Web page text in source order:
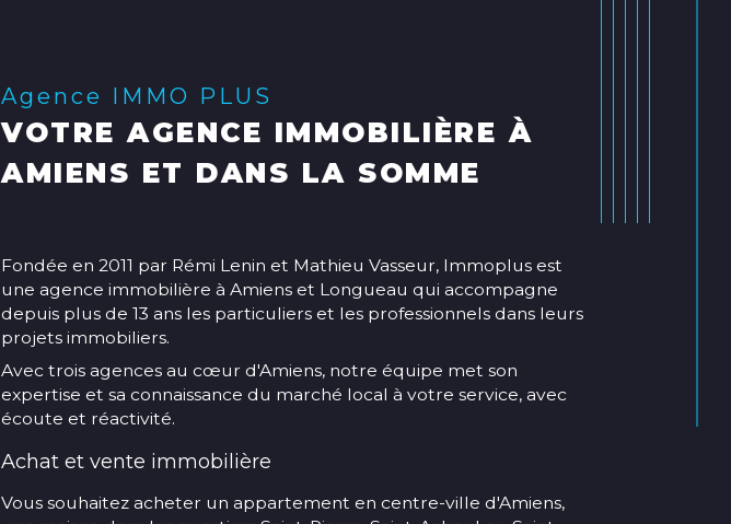
Agence IMMO PLUS
VOTRE AGENCE IMMOBILIÈRE À
AMIENS ET DANS LA SOMME
Fondée en 2011 par Rémi Lenin et Mathieu Vasseur, Immoplus est
une agence immobilière à Amiens et Longueau qui accompagne
depuis plus de 13 ans les particuliers et les professionnels dans leurs
projets immobiliers.
Avec trois agences au cœur d'Amiens, notre équipe met son
expertise et sa connaissance du marché local à votre service, avec
écoute et réactivité.
Achat et vente immobilière
Vous souhaitez acheter un appartement en centre-ville d'Amiens,